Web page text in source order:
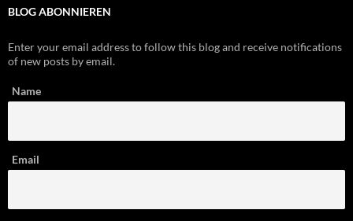
BLOG ABONNIEREN
Enter your email address to follow this blog and receive notifications
of new posts by email.
Name
Email